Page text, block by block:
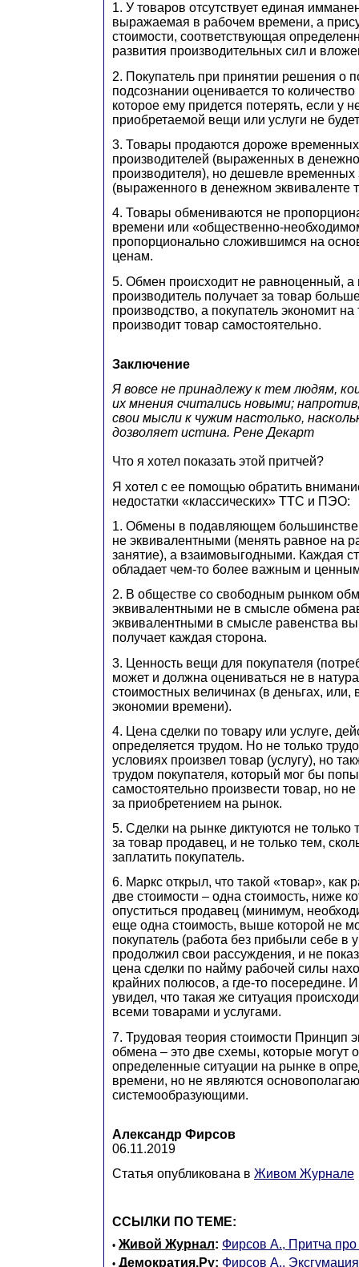
1. У товаров отсутствует единая
выражаемая в рабочем времени, а
стоимости, соответствующая
развития производительных сил и
2. Покупатель при принятии решения о
подсознании оценивается то
которое ему придется потерять, если у
приобретаемой вещи или услуги не
3. Товары продаются дороже временных
производителей (выраженных в
производителя), но дешевле временных
(выраженного в денежном эквиваленте
4. Товары обмениваются не
времени или «общественно-
пропорционально сложившимся на
ценам.
5. Обмен происходит не равноценный,
производитель получает за товар
производство, а покупатель экономит на
производит товар самостоятельно.
Заключение
Я вовсе не принадлежу к тем людям,
их мнения считались новыми;
свои мысли к чужим настолько,
дозволяет истина. Рене Декарт
Что я хотел показать этой притчей?
Я хотел с ее помощью обратить
недостатки «классических» ТТС и ПЭО:
1. Обмены в подавляющем большинстве
не эквивалентными (менять равное на
занятие), а взаимовыгодными. Каждая
обладает чем-то более важным и
2. В обществе со свободным рынком
эквивалентными не в смысле обмена
эквивалентными в смысле равенства
получает каждая сторона.
3. Ценность вещи для покупателя
может и должна оцениваться не в
стоимостных величинах (в деньгах, или,
экономии времени).
4. Цена сделки по товару или услуге,
определяется трудом. Но не только
условиях произвел товар (услугу), но
трудом покупателя, который мог бы
самостоятельно произвести товар, но не
за приобретением на рынок.
5. Сделки на рынке диктуются не только
за товар продавец, и не только тем,
заплатить покупатель.
6. Маркс открыл, что такой «товар», как
две стоимости – одна стоимость, ниже
опуститься продавец (минимум,
еще одна стоимость, выше которой не
покупатель (работа без прибыли себе в
продолжил свои рассуждения, и не
цена сделки по найму рабочей силы
крайних полюсов, а где-то посередине.
увидел, что такая же ситуация
всеми товарами и услугами.
7. Трудовая теория стоимости Принцип
обмена – это две схемы, которые могут
определенные ситуации на рынке в
времени, но не являются
системообразующими.
Александр Фирсов
06.11.2019
Статья опубликована в Живом Журнале
ССЫЛКИ ПО ТЕМЕ:
• Живой Журнал: Фирсов А., Притча
• Демократия.Ру: Фирсов А.,